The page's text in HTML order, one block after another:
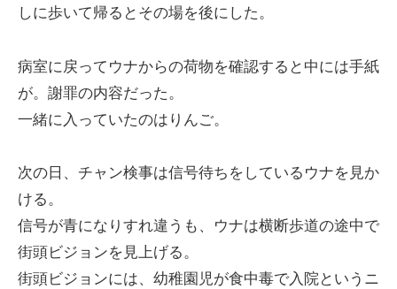
しに歩いて帰るとその場を後にした。
病室に戻ってウナからの荷物を確認すると中には手紙
が。謝罪の内容だった。
一緒に入っていたのはりんご。
次の日、チャン検事は信号待ちをしているウナを見か
ける。
信号が青になりすれ違うも、ウナは横断歩道の途中で
街頭ビジョンを見上げる。
街頭ビジョンには、幼稚園児が食中毒で入院というニ